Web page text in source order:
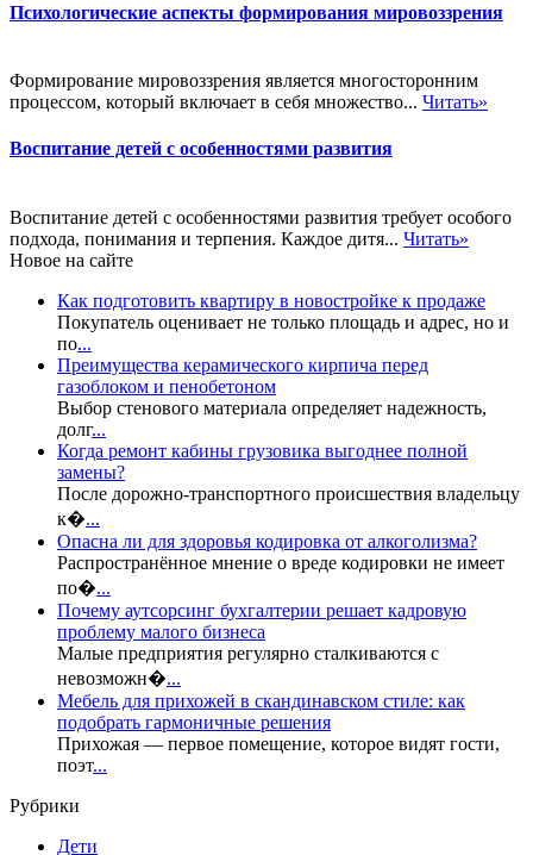
Психологические аспекты формирования мировоззрения
Формирование мировоззрения является многосторонним
процессом, который включает в себя множество... Читать»
Воспитание детей с особенностями развития
Воспитание детей с особенностями развития требует особого
подхода, понимания и терпения. Каждое дитя... Читать»
Новое на сайте
Как подготовить квартиру в новостройке к продаже
Покупатель оценивает не только площадь и адрес, но и
по...
Преимущества керамического кирпича перед
газоблоком и пенобетоном
Выбор стенового материала определяет надежность,
долг...
Когда ремонт кабины грузовика выгоднее полной
замены?
После дорожно-транспортного происшествия владельцу
к�...
Опасна ли для здоровья кодировка от алкоголизма?
Распространённое мнение о вреде кодировки не имеет
по�...
Почему аутсорсинг бухгалтерии решает кадровую
проблему малого бизнеса
Малые предприятия регулярно сталкиваются с
невозможн�...
Мебель для прихожей в скандинавском стиле: как
подобрать гармоничные решения
Прихожая — первое помещение, которое видят гости,
поэт...
Рубрики
Дети